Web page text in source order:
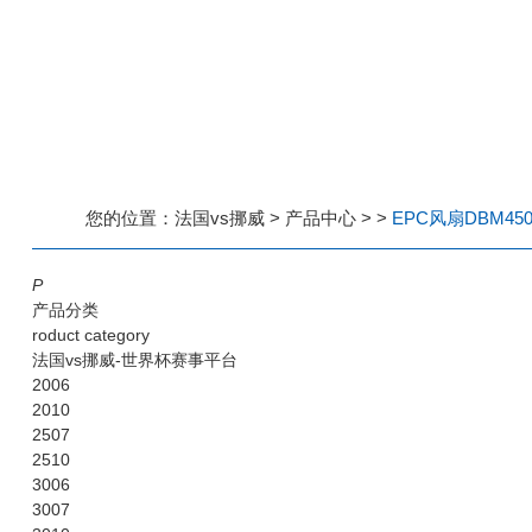
您的位置： 法国vs挪威> 产品中心> > EPC风扇
P
产品分类
roduct category
法国vs挪威-世界杯赛事平台
2006
2010
2507
2510
3006
3007